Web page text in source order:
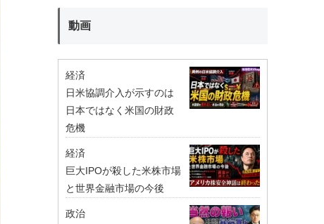
動画
経済
日米協調介入が示すのは
日本ではなく米国の財政
危機
経済
巨大IPOが殺した米株市場
と世界金融市場の今後
政治